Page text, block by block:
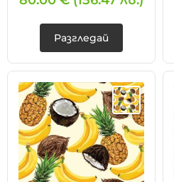
Разгледай